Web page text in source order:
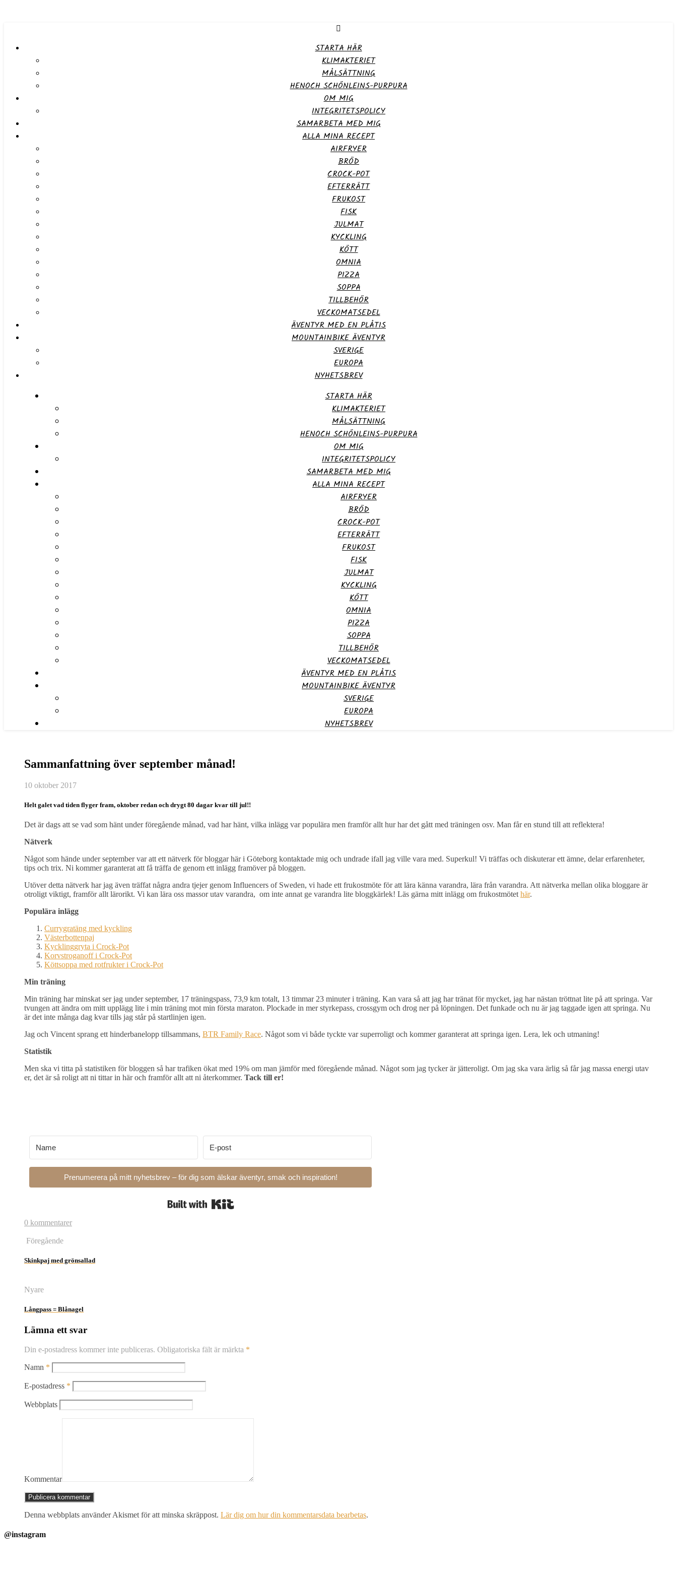
STARTA HÄR
KLIMAKTERIET
MÅLSÄTTNING
HENOCH SCHÖNLEINS-PURPURA
OM MIG
INTEGRITETSPOLICY
SAMARBETA MED MIG
ALLA MINA RECEPT
AIRFRYER
BRÖD
CROCK-POT
EFTERRÄTT
FRUKOST
FISK
JULMAT
KYCKLING
KÖTT
OMNIA
PIZZA
SOPPA
TILLBEHÖR
VECKOMATSEDEL
ÄVENTYR MED EN PLÅTIS
MOUNTAINBIKE ÄVENTYR
SVERIGE
EUROPA
NYHETSBREV
STARTA HÄR
KLIMAKTERIET
MÅLSÄTTNING
HENOCH SCHÖNLEINS-PURPURA
OM MIG
INTEGRITETSPOLICY
SAMARBETA MED MIG
ALLA MINA RECEPT
AIRFRYER
BRÖD
CROCK-POT
EFTERRÄTT
FRUKOST
FISK
JULMAT
KYCKLING
KÖTT
OMNIA
PIZZA
SOPPA
TILLBEHÖR
VECKOMATSEDEL
ÄVENTYR MED EN PLÅTIS
MOUNTAINBIKE ÄVENTYR
SVERIGE
EUROPA
NYHETSBREV
Sammanfattning över september månad!
10 oktober 2017
Helt galet vad tiden flyger fram, oktober redan och drygt 80 dagar kvar till jul!!
Det är dags att se vad som hänt under föregående månad, vad har hänt, vilka inlägg var populära men framför allt hur har det gått med träningen osv. Man får en stund till att reflektera!
Nätverk
Något som hände under september var att ett nätverk för bloggar här i Göteborg kontaktade mig och undrade ifall jag ville vara med. Superkul! Vi träffas och diskuterar ett ämne, delar erfarenheter,
tips och trix. Ni kommer garanterat att få träffa de genom ett inlägg framöver på bloggen.
Utöver detta nätverk har jag även träffat några andra tjejer genom Influencers of Sweden, vi hade ett frukostmöte för att lära känna varandra, lära från varandra. Att nätverka mellan olika bloggare är
otroligt viktigt, framför allt lärorikt. Vi kan lära oss massor utav varandra, om inte annat ge varandra lite bloggkärlek! Läs gärna mitt inlägg om frukostmötet här.
Populära inlägg
Currygratäng med kyckling
Västerbottenpaj
Kycklinggryta i Crock-Pot
Korvstroganoff i Crock-Pot
Köttsoppa med rotfrukter i Crock-Pot
Min träning
Min träning har minskat ser jag under september, 17 träningspass, 73,9 km totalt, 13 timmar 23 minuter i träning. Kan vara så att jag har tränat för mycket, jag har nästan tröttnat lite på att springa. Var
tvungen att ändra om mitt upplägg lite i min träning mot min första maraton. Plockade in mer styrkepass, crossgym och drog ner på löpningen. Det funkade och nu är jag taggade igen att springa. Nu
är det inte många dag kvar tills jag står på startlinjen igen.
Jag och Vincent sprang ett hinderbanelopp tillsammans, BTR Family Race. Något som vi både tyckte var superroligt och kommer garanterat att springa igen. Lera, lek och utmaning!
Statistik
Men ska vi titta på statistiken för bloggen så har trafiken ökat med 19% om man jämför med föregående månad. Något som jag tycker är jätteroligt. Om jag ska vara ärlig så får jag massa energi utav
er, det är så roligt att ni tittar in här och framför allt att ni återkommer. Tack till er!
Prenumerera på mitt nyhetsbrev – för dig som älskar äventyr, smak och inspiration!
0 kommentarer
Föregående
Skinkpaj med grönsallad
Nyare
Långpass = Blånagel
Lämna ett svar
Din e-postadress kommer inte publiceras. Obligatoriska fält är märkta *
Namn *
E-postadress *
Webbplats
Kommentar
Denna webbplats använder Akismet för att minska skräppost. Lär dig om hur din kommentarsdata bearbetas.
@instagram